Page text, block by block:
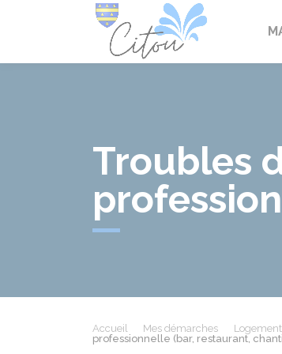
Troubles
Accueil Mes démarches Logement
professionnelle (bar, restaurant,